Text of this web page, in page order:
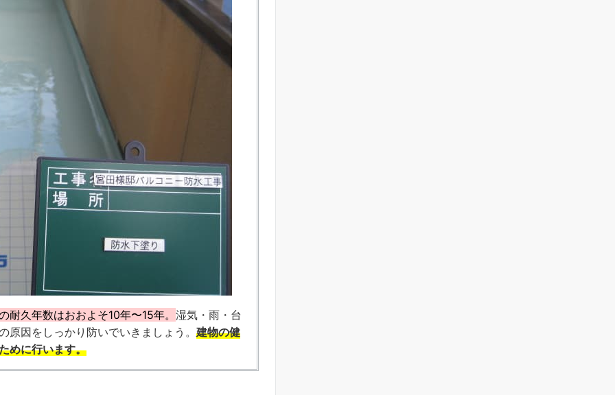
耐久年数はおおよそ10年〜15年。 湿気・雨・台
因をしっかり防いでいきましょう。 建物の健
めに行います。